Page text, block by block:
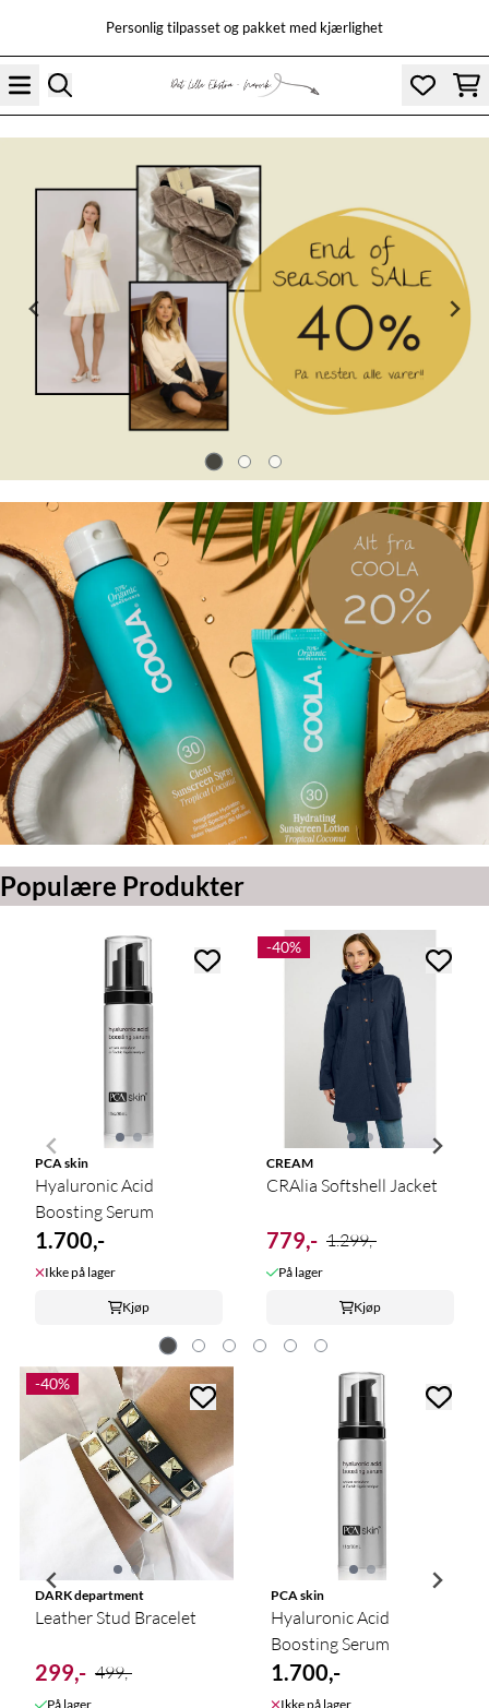
Hopp til innholdPersonlig tilpasset og pakket med kjærlighet
Populære Produkter
PCA skin
Hyaluronic Acid
Boosting Serum
1.700,-
Ikke på lager
Kjøp
-40%
CREAM
CRAlia Softshell Jacket
779,- 1.299,-
På lager
Kjøp
-40%
DARK department
Leather Stud Bracelet
299,- 499,-
På lager
PCA skin
Hyaluronic Acid
Boosting Serum
1.700,-
Ikke på lager